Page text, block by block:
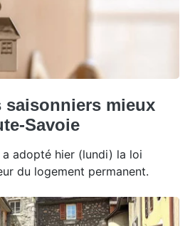
saisonniers mieux
Savoie
a adopté hier (lundi) la loi
du logement permanent.